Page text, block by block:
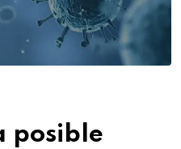
posible